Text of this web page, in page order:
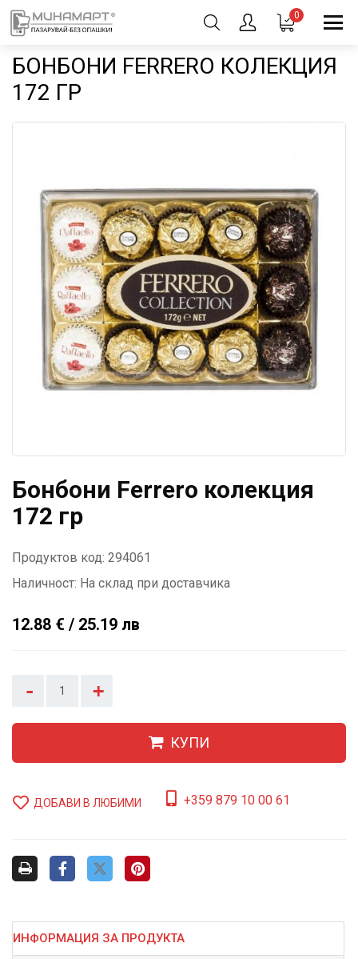
0
БОНБОНИ FERRERO КОЛЕКЦИЯ
172 ГР
Бонбони Ferrero колекция
172 гр
Продуктов код: 294061
Наличност: На склад при доставчика
12.88 € / 25.19 лв
- +
КУПИ
ДОБАВИ В ЛЮБИМИ +359 879 10 00 61
ИНФОРМАЦИЯ ЗА ПРОДУКТА